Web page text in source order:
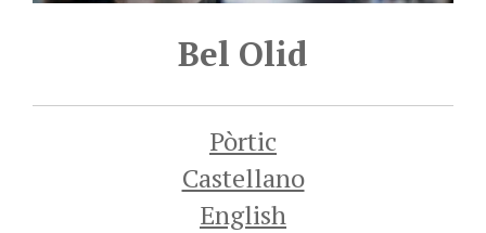
Bel Olid
Pòrtic
Castellano
English